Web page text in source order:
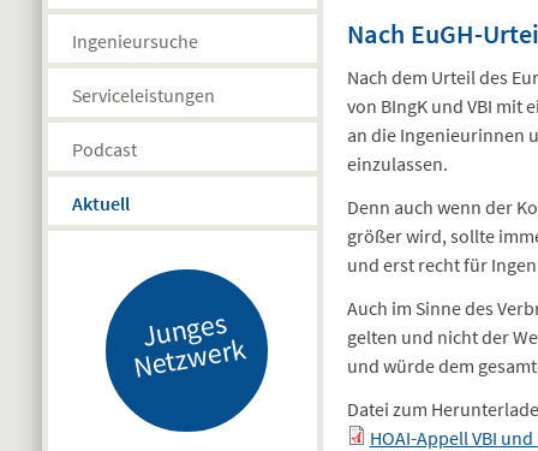
Ingenieursuche
Serviceleistungen
Podcast
Aktuell
J
u
n
g
es
N
etz
w
er
k
Sie sind hier
Nach EuGH-
Nach dem Urteil des
von BIngK und VBI mit
an die Ingenieurinnen
einzulassen.
Denn auch wenn der
größer wird, sollte
und erst recht für
Auch im Sinne des
gelten und nicht der
und würde dem
Datei zum
HOAI-Appell VBI und